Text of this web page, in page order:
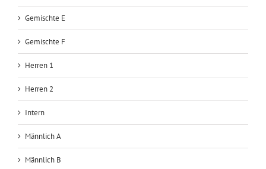
Gemischte E
Gemischte F
Herren 1
Herren 2
Intern
Männlich A
Männlich B